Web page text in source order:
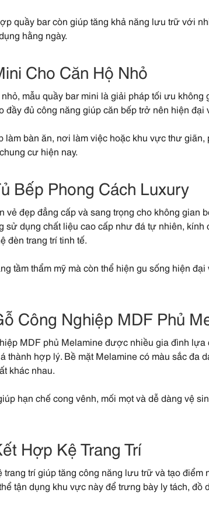
quầy bar còn giúp tăng khả năng lưu trữ với
hằng ngày.
Cho Căn Hộ Nhỏ​
mẫu quầy bar mini là giải pháp tối ưu không
đầy đủ công năng giúp căn bếp trở nên hiện đại
làm bàn ăn, nơi làm việc hoặc khu vực thư
cư hiện nay.
Bếp Phong Cách Luxury​
vẻ đẹp đẳng cấp và sang trọng cho không gian
sử dụng chất liệu cao cấp như đá tự nhiên,
đèn trang trí tinh tế.
tầm thẩm mỹ mà còn thể hiện gu sống hiện
Công Nghiệp MDF Phủ
MDF phủ Melamine được nhiều gia đình lựa
thành hợp lý. Bề mặt Melamine có màu sắc đa
khác nhau.
hạn chế cong vênh, mối mọt và dễ dàng vệ
Hợp Kệ Trang Trí​
trí giúp tăng công năng lưu trữ và tạo điểm
tận dụng khu vực này để trưng bày ly tách, đồ